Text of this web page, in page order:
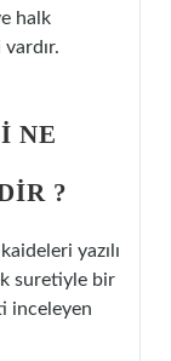
halk
NE
?
yazılı
suretiyle bir
inceleyen